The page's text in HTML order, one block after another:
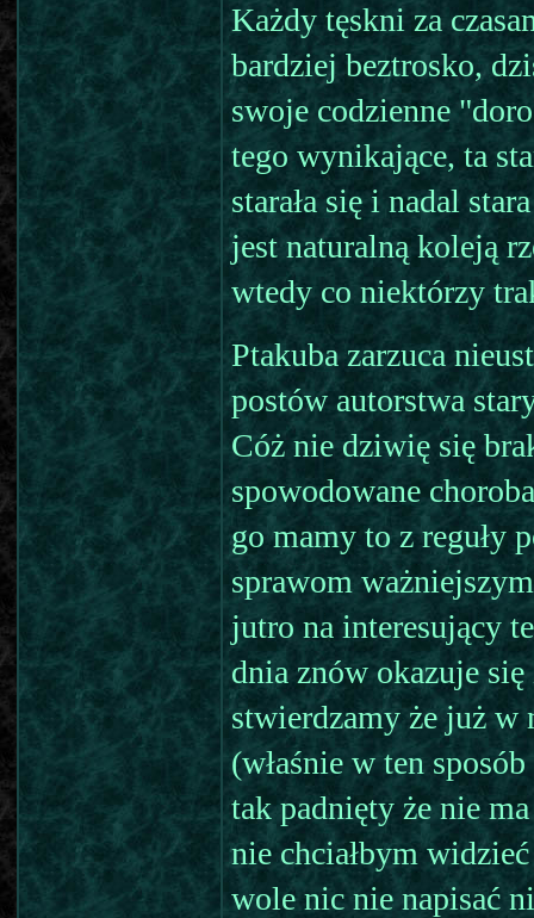
Każdy tęskni za
bardziej beztrosko,
swoje codzienne
tego wynikające, ta
starała się i nadal
jest naturalną koleją
wtedy co niektórzy
Ptakuba zarzuca
postów autorstwa
Cóż nie dziwię się
spowodowane
go mamy to z reguły
sprawom
jutro na interesujący
dnia znów okazuje
stwierdzamy że już w
(właśnie w ten
tak padnięty że nie
nie chciałbym
wole nic nie napisać